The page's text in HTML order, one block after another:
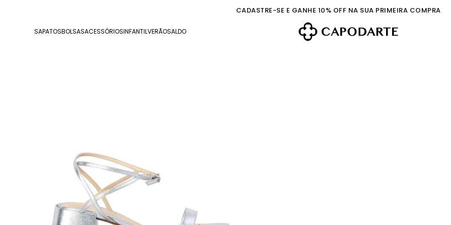
CADASTRE-SE E GANHE 10% OFF NA SUA PRIMEIRA COMPRA
SAPATOSBOLSASACESSÓRIOSINFANTILVERÃOSALDO